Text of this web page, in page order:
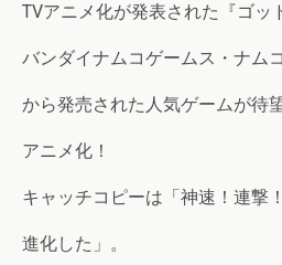
TVアニメ化が発表された『ゴッ
バンダイナムコゲームス・ナム
から発売された人気ゲームが待
アニメ化！
キャッチコピーは「神速！連撃
進化した」。